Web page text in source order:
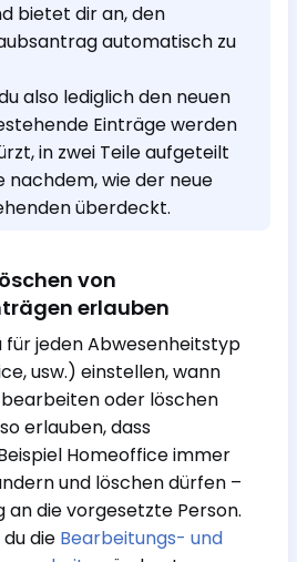
bietet dir an, den
automatisch zu
also lediglich den neuen
Einträge werden
in zwei Teile aufgeteilt
nachdem, wie der neue
überdeckt.
von
erlauben
für jeden Abwesenheitstyp
usw.) einstellen, wann
oder löschen
erlauben, dass
Homeoffice immer
und löschen dürfen –
die vorgesetzte Person.
die Bearbeitungs- und